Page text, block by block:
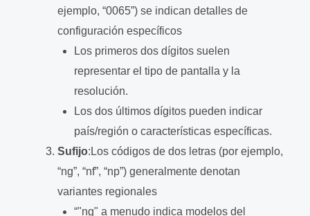
ejemplo, “0065”) se indican detalles de
configuración específicos
Los primeros dos dígitos suelen
representar el tipo de pantalla y la
resolución.
Los dos últimos dígitos pueden indicar
país/región o características específicas.
Sufijo:Los códigos de dos letras (por ejemplo,
“ng”, “nf”, “np”) generalmente denotan
variantes regionales
“"ng" a menudo indica modelos del